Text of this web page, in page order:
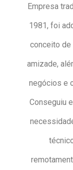
Empresa
1981, foi
conceito de
amizade,
negócios e
Conseguiu